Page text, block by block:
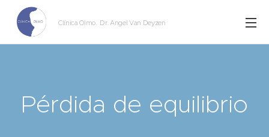
Clínica Olmo. Dr. Angel Van Deyzen
Pérdida de equilibrio